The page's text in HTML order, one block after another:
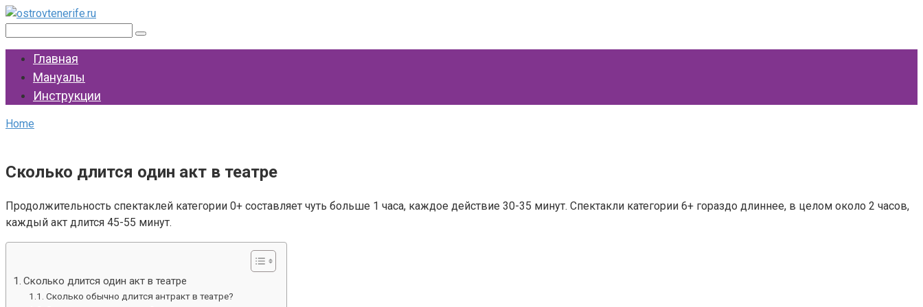
Перейти
Главная
Мануалы
Инструкции
Home
Сколько длится один акт в театре
Продолжительность спектаклей категории 0+ составляет чуть больше 1 часа, каждое действие 30-35 минут. Спектакли категории 6+ гораздо длиннее, в целом около 2 часов,
каждый акт длится 45-55 минут.
Сколько длится один акт в театре
Сколько обычно длится антракт в театре?